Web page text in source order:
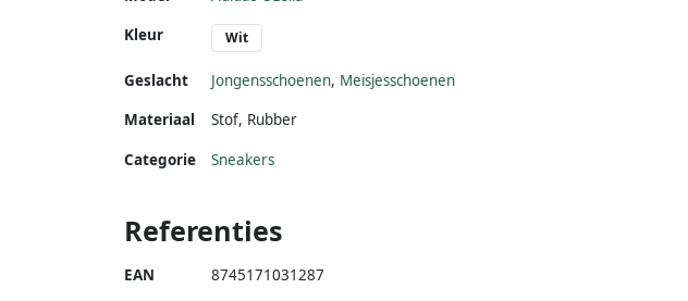
Kleur
Wit
Geslacht Jongensschoenen, Meisjesschoenen
Materiaal
Stof, Rubber
Categorie Sneakers
Referenties
EAN 8745171031287